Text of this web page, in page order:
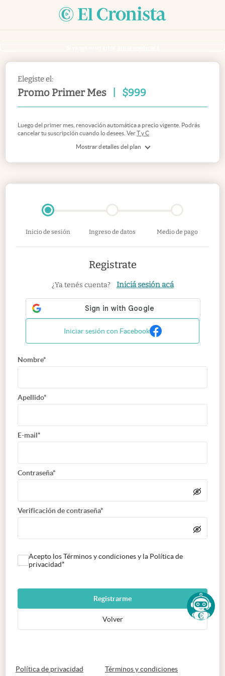
Elegiste el:
Promo Primer Mes $999
Mostrar detalles del plan
Luego del primer mes, renovación automática a precio vigente. Podrás
cancelar tu suscripción cuando lo desees. VerT y C
Inicio de sesión Ingreso de datos Medio de pago
Registrate
¿Ya tenés cuenta? Iniciá sesión acá
Iniciar sesión con Facebook
Nombre*
Apellido*
E-mail*
Contraseña*
Verificación de contraseña*
Acepto los Términos y condiciones y la Política de
privacidad*
Registrarme
Volver
Política de privacidad abre en nueva pestaña
Términos y condicionesabre en nueva